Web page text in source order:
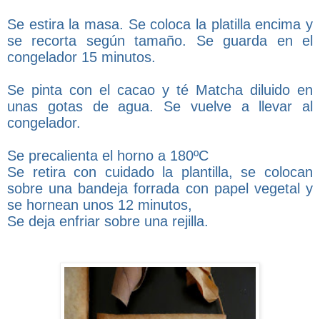
Se estira la masa. Se coloca la platilla encima y
se recorta según tamaño. Se guarda en el
congelador 15 minutos.
Se pinta con el cacao y té Matcha diluido en
unas gotas de agua. Se vuelve a llevar al
congelador.
Se precalienta el horno a 180ºC
Se retira con cuidado la plantilla, se colocan
sobre una bandeja forrada con papel vegetal y
se hornean unos 12 minutos,
Se deja enfriar sobre una rejilla.